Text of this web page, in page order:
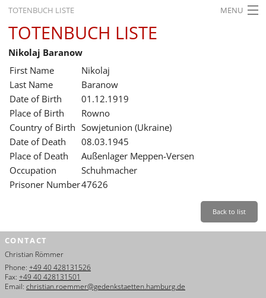
TOTENBUCH LISTE MENU
STARTSEITE
AUSSTELLUNGEN
GESCHICHTE
BILDUNG
FORSCHUNG
SERVICE
Leichte Sprache Back
TOTENBUCH LISTE
Nikolaj Baranow
First Name
Nikolaj
Last Name
Baranow
Date of Birth
01.12.1919
Place of Birth
Rowno
Country of Birth Sowjetunion (Ukraine)
Date of Death
08.03.1945
Place of Death
Außenlager Meppen-Versen
Occupation
Schuhmacher
Prisoner Number47626
Back to list
CONTACT
Christian Römmer
Phone: +49 40 428131526
Fax: +49 40 428131501
Email: christian.roemmer@gedenkstaetten.hamburg.de